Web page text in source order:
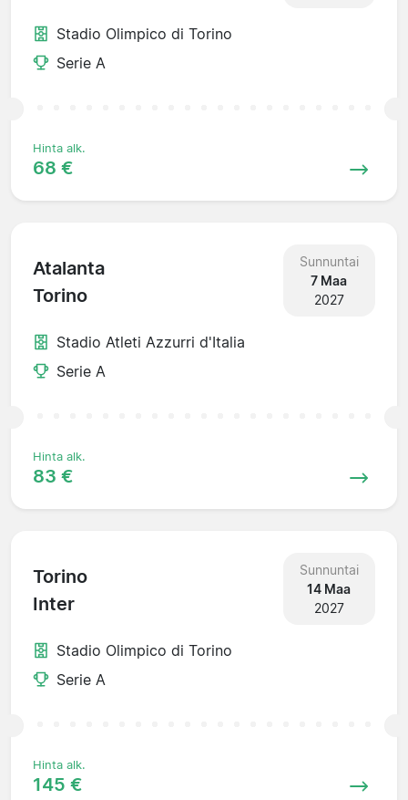
Stadio Olimpico di Torino
Serie A
Hinta alk.
68 €
Atalanta
Torino
Sunnuntai
7 Maa
2027
Stadio Atleti Azzurri d'Italia
Serie A
Hinta alk.
83 €
Torino
Inter
Sunnuntai
14 Maa
2027
Stadio Olimpico di Torino
Serie A
Hinta alk.
145 €